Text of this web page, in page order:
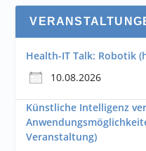
Health-IT Talk: Robotik
10.08.2026
Künstliche Intelligenz
Veranstaltung)